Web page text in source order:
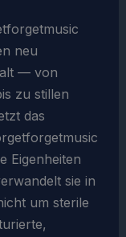
neu
— von
zu stillen
das
Eigenheiten
sie in
um sterile